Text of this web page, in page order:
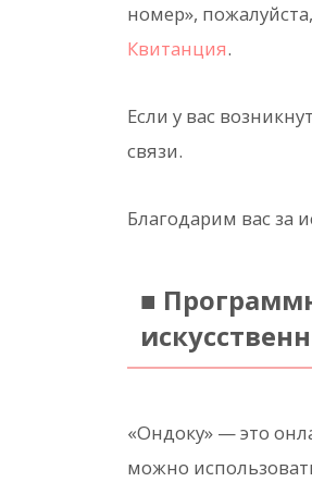
номер»,
Квитанция.
Если у вас
связи.
Благодарим вас за
■
«Ондоку» — это
можно